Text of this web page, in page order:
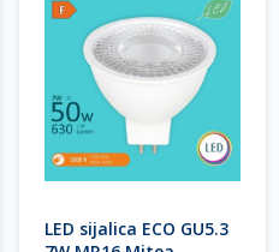
LED sijalica ECO GU5.3